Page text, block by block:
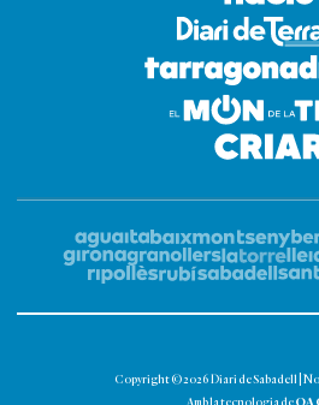
Copyright © 2026 Diari de Sabadell |
Amb la tecnologia de OA